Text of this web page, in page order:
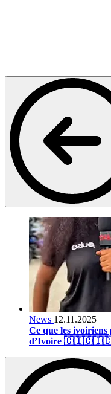
News 12.11.2025
Ce que les ivoiriens
d’Ivoire